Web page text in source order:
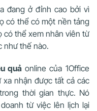
đang ở đỉnh cao bởi vì
có thể có một nền tảng
có thể xem nhân viên từ
như thế nào.
quả online của 1Office
nhận được tất cả các
thời gian thực. Nó
từ việc lên lịch lại